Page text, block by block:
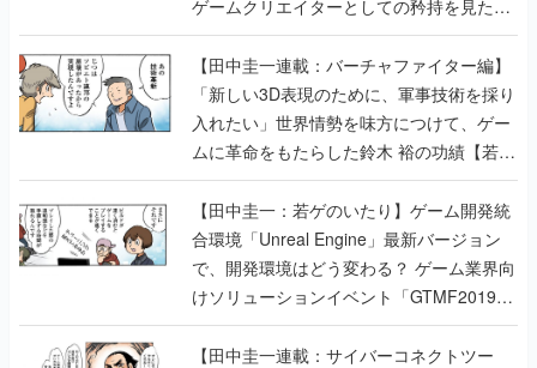
ゲームクリエイターとしての矜持を見た
【若ゲのいたり最終回】
【田中圭一連載：バーチャファイター編】
「新しい3D表現のために、軍事技術を採り
入れたい」世界情勢を味方につけて、ゲー
ムに革命をもたらした鈴木 裕の功績【若ゲ
のいたり】
【田中圭一：若ゲのいたり】ゲーム開発統
合環境「Unreal Engine」最新バージョン
で、開発環境はどう変わる？ ゲーム業界向
けソリューションイベント「GTMF2019」
に行って、より理解を深めよう【PR】
【田中圭一連載：サイバーコネクトツー